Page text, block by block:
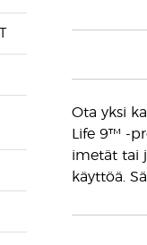
Ota yksi
Life 9™ -
imetät tai
käyttöä.